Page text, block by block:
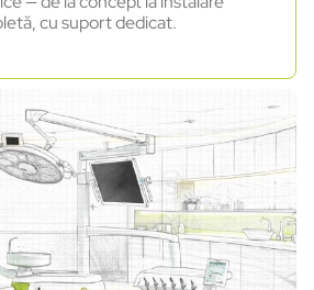
cu suport dedicat.